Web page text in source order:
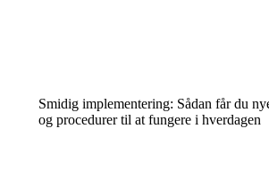
Smidig implementering: Sådan får du
og procedurer til at fungere i hverdagen